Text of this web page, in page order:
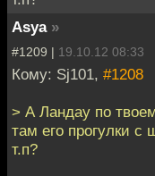
Asya »
#1209 | 19.10.12 08:33
Кому: Sj101, #1208
> А Ландау по
там его прогулки с
т.п?